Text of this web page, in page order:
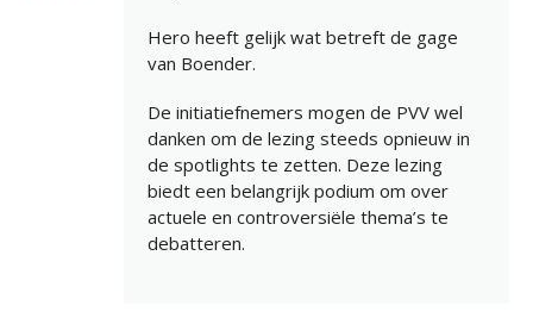
Hero heeft gelijk wat betreft de gage
van Boender.
De initiatiefnemers mogen de PVV wel
danken om de lezing steeds opnieuw in
de spotlights te zetten. Deze lezing
biedt een belangrijk podium om over
actuele en controversiële thema’s te
debatteren.